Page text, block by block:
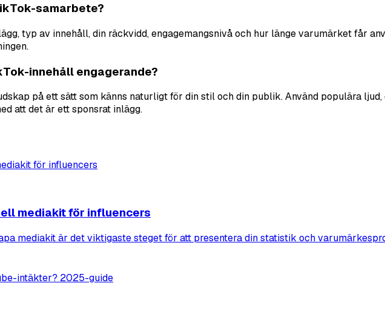
samarbete?
typ av innehåll, din räckvidd, engagemangsnivå och hur länge varumärket får
innehåll engagerande?
på ett sätt som känns naturligt för din stil och din publik. Använd populära
att det är ett sponsrat inlägg.
mediakit för influencers
mediakit är det viktigaste steget för att presentera din statistik och